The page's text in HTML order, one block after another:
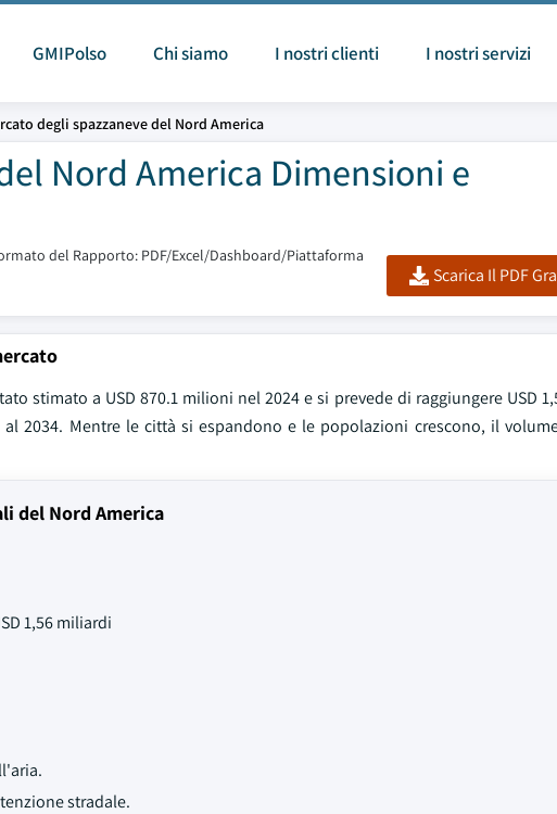
GMIPolso Chi siamo I nostri clienti I nostri servizi
degli spazzaneve del Nord America
Nord America Dimensioni e
del Rapporto: PDF/Excel/Dashboard/Piattaforma
Scarica Il PDF
stimato a USD 870.1 milioni nel 2024 e si prevede di raggiungere USD
al 2034. Mentre le città si espandono e le popolazioni crescono, il
del Nord America
1,56 miliardi
stradale.